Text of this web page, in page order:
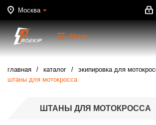
Москва
Меню
главная каталог
экипировка для
штаны для мотокросса
ШТАНЫ ДЛЯ МОТОКРОССА